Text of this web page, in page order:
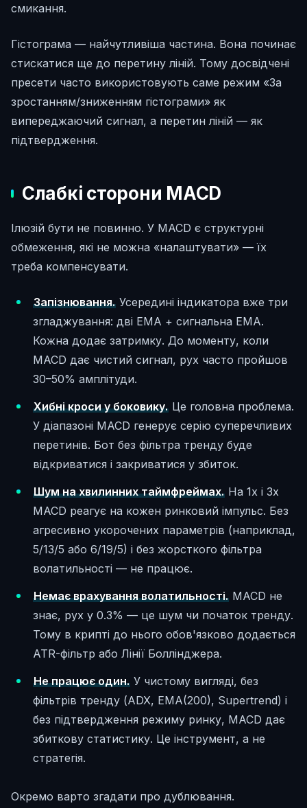
смикання.
Гістограма — найчутливіша частина. Вона починає
стискатися ще до перетину ліній. Тому досвідчені
пресети часто використовують саме режим «За
зростанням/зниженням гістограми» як
випереджаючий сигнал, а перетин ліній — як
підтвердження.
Слабкі сторони MACD
Ілюзій бути не повинно. У MACD є структурні
обмеження, які не можна «налаштувати» — їх
треба компенсувати.
Запізнювання.Усередині індикатора вже три
згладжування: дві EMA + сигнальна EMA.
Кожна додає затримку. До моменту, коли
MACD дає чистий сигнал, рух часто пройшов
30–50% амплітуди.
Хибні кроси у боковику.Це головна проблема.
У діапазоні MACD генерує серію суперечливих
перетинів. Бот без фільтра тренду буде
відкриватися і закриватися у збиток.
Шум на хвилинних таймфреймах.На 1х і 3х
MACD реагує на кожен ринковий імпульс. Без
агресивно укорочених параметрів (наприклад,
5/13/5 або 6/19/5) і без жорсткого фільтра
волатильності — не працює.
Немає врахування волатильності.MACD не
знає, рух у 0.3% — це шум чи початок тренду.
Тому в крипті до нього обов'язково додається
ATR-фільтр або Лінії Боллінджера.
Не працює один.У чистому вигляді, без
фільтрів тренду (ADX, EMA(200), Supertrend) і
без підтвердження режиму ринку, MACD дає
збиткову статистику. Це інструмент, а не
стратегія.
Окремо варто згадати про дублювання.